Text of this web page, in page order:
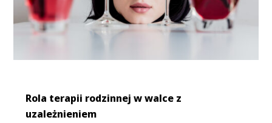
Rola terapii rodzinnej w walce z
uzależnieniem